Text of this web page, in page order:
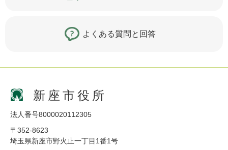
よくある質問と回答
新座市役所
法人番号8000020112305
〒352-8623
埼玉県新座市野火止一丁目1番1号